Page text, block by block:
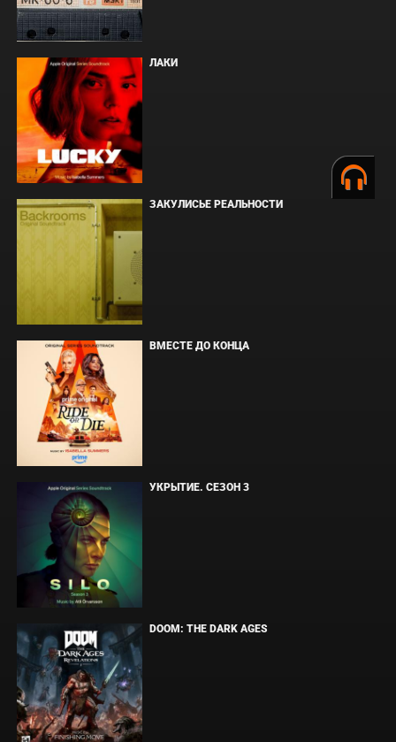
ЛАКИ
ЗАКУЛИСЬЕ РЕАЛЬНОСТИ
ВМЕСТЕ ДО КОНЦА
УКРЫТИЕ. СЕЗОН 3
DOOM: THE DARK AGES